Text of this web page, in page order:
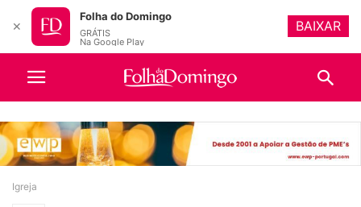
Igreja
✕
Folha do Domingo
GRÁTIS
Na Google Play
BAIXAR